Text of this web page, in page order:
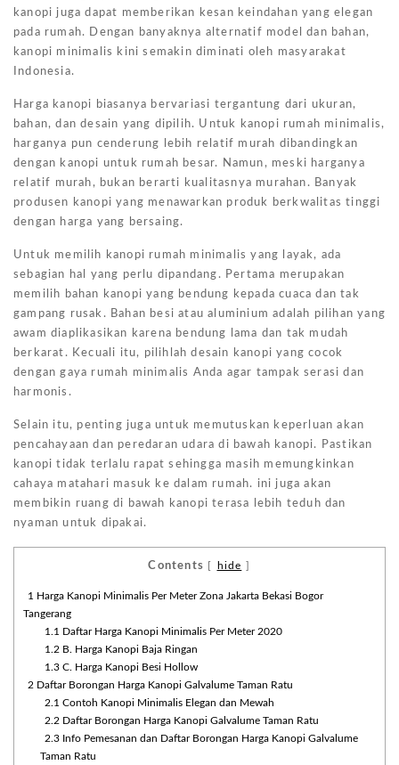
kanopi juga dapat memberikan kesan keindahan yang elegan
pada rumah. Dengan banyaknya alternatif model dan bahan,
kanopi minimalis kini semakin diminati oleh masyarakat
Indonesia.
Harga kanopi biasanya bervariasi tergantung dari ukuran,
bahan, dan desain yang dipilih. Untuk kanopi rumah minimalis,
harganya pun cenderung lebih relatif murah dibandingkan
dengan kanopi untuk rumah besar. Namun, meski harganya
relatif murah, bukan berarti kualitasnya murahan. Banyak
produsen kanopi yang menawarkan produk berkwalitas tinggi
dengan harga yang bersaing.
Untuk memilih kanopi rumah minimalis yang layak, ada
sebagian hal yang perlu dipandang. Pertama merupakan
memilih bahan kanopi yang bendung kepada cuaca dan tak
gampang rusak. Bahan besi atau aluminium adalah pilihan yang
awam diaplikasikan karena bendung lama dan tak mudah
berkarat. Kecuali itu, pilihlah desain kanopi yang cocok
dengan gaya rumah minimalis Anda agar tampak serasi dan
harmonis.
Selain itu, penting juga untuk memutuskan keperluan akan
pencahayaan dan peredaran udara di bawah kanopi. Pastikan
kanopi tidak terlalu rapat sehingga masih memungkinkan
cahaya matahari masuk ke dalam rumah. ini juga akan
membikin ruang di bawah kanopi terasa lebih teduh dan
nyaman untuk dipakai.
Contents hide
1
Harga Kanopi Minimalis Per Meter Zona Jakarta Bekasi Bogor
Tangerang
1.1
Daftar Harga Kanopi Minimalis Per Meter 2020
1.2 B. Harga Kanopi Baja Ringan
1.3C. Harga Kanopi Besi Hollow
2 Daftar Borongan Harga Kanopi Galvalume Taman Ratu
2.1 Contoh Kanopi Minimalis Elegan dan Mewah
2.2 Daftar Borongan Harga Kanopi Galvalume Taman Ratu
2.3Info Pemesanan dan Daftar Borongan Harga Kanopi Galvalume
Taman Ratu